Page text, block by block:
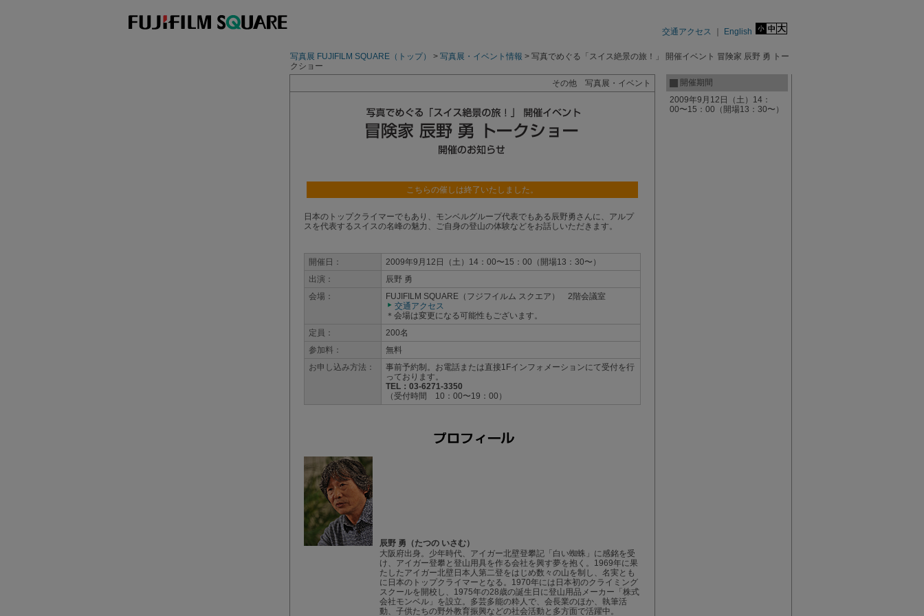
交通アクセス English
写真展 FUJIFILM SQUARE（トップ） > 写真展・イベント情報 > 写真でめぐる「スイス絶景の旅！」 開催イベント 冒険家 辰野 勇 トー
クショー
開催期間
2009年9月12日（土）14：
00〜15：00（開場13：30〜）
その他 写真展・イベント
こちらの催しは終了いたしました。
日本のトップクライマーでもあり、モンベルグループ代表でもある辰野勇さんに、アルプ
スを代表するスイスの名峰の魅力、ご自身の登山の体験などをお話しいただきます。
開催日：
2009年9月12日（土）14：00〜15：00（開場13：30〜）
出演：
辰野 勇
会場：
FUJIFILM SQUARE（フジフイルム スクエア） 2階会議室
交通アクセス
＊会場は変更になる可能性もございます。
定員：
200名
参加料：
無料
お申し込み方法：
事前予約制。お電話または直接1Fインフォメーションにて受付を行
っております。
TEL：03-6271-3350
（受付時間 10：00〜19：00）
辰野 勇（たつの いさむ）
大阪府出身。少年時代、アイガー北壁登攀記「白い蜘蛛」に感銘を受
け、アイガー登攀と登山用具を作る会社を興す夢を抱く。1969年に果
たしたアイガー北壁日本人第二登をはじめ数々の山を制し、名実とも
に日本のトップクライマーとなる。1970年には日本初のクライミング
スクールを開校し、1975年の28歳の誕生日に登山用品メーカー「株式
会社モンベル」を設立。多芸多能の粋人で、会長業のほか、執筆活
動、子供たちの野外教育振興などの社会活動と多方面で活躍中。